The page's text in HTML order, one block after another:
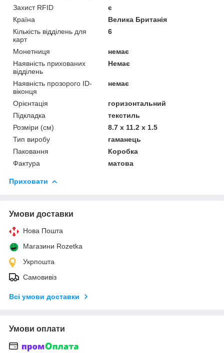
Захист RFID
є
Країна
Велика Британія
Кількість відділень для
карт
6
Монетниця
немає
Наявність прихованих
відділень
Немає
Наявність прозорого ID-
віконця
немає
Орієнтація
горизонтальний
Підкладка
текстиль
Розміри (см)
8.7 x 11.2 x 1.5
Тип виробу
гаманець
Паковання
Коробка
Фактура
матова
Приховати
Умови доставки
Нова Пошта
Магазини Rozetka
Укрпошта
Самовивіз
Всі умови доставки
Умови оплати